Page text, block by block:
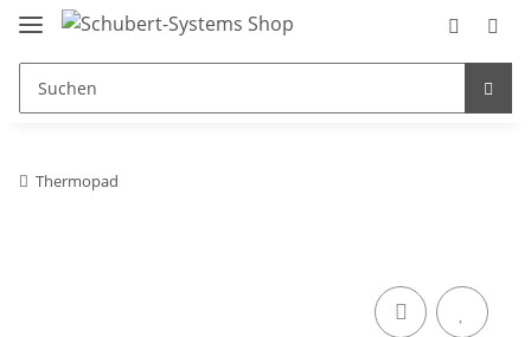
Thermopad